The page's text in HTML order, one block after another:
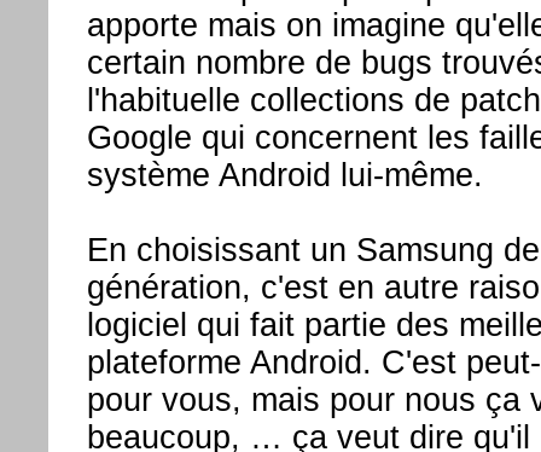
apporte mais on imagine
certain nombre de bugs
l'habituelle collections de
Google qui concernent les
système Android lui-même.
En choisissant un Samsung
génération, c'est en autre
logiciel qui fait partie des
plateforme Android. C'est
pour vous, mais pour nous ça
beaucoup, … ça veut dire